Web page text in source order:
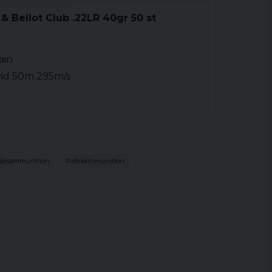
Bellot Club .22LR 40gr 50 st
50m 295m/s
Pistolammunition